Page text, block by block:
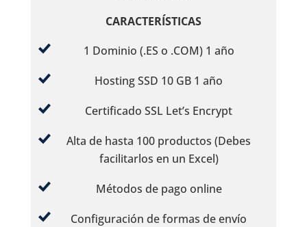
CARACTERÍSTICAS
1 Dominio (.ES o .COM) 1 año
Hosting SSD 10 GB 1 año
Certificado SSL Let’s Encrypt
Alta de hasta 100 productos (Debes
facilitarlos en un Excel)
Métodos de pago online
Configuración de formas de envío